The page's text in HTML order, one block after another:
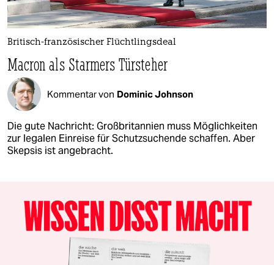
Britisch-französischer Flüchtlingsdeal
Macron als Starmers Türsteher
Kommentar von Dominic Johnson
Die gute Nachricht: Großbritannien muss Möglichkeiten
zur legalen Einreise für Schutzsuchende schaffen. Aber
Skepsis ist angebracht.